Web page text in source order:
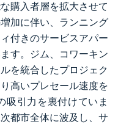
購入者層を拡大させて
加に伴い、ランニング
付きのサービスアパー
す。ジム、コワーキン
を統合したプロジェク
高いプレセール速度を
吸引力を裏付けていま
都市全体に波及し、サ